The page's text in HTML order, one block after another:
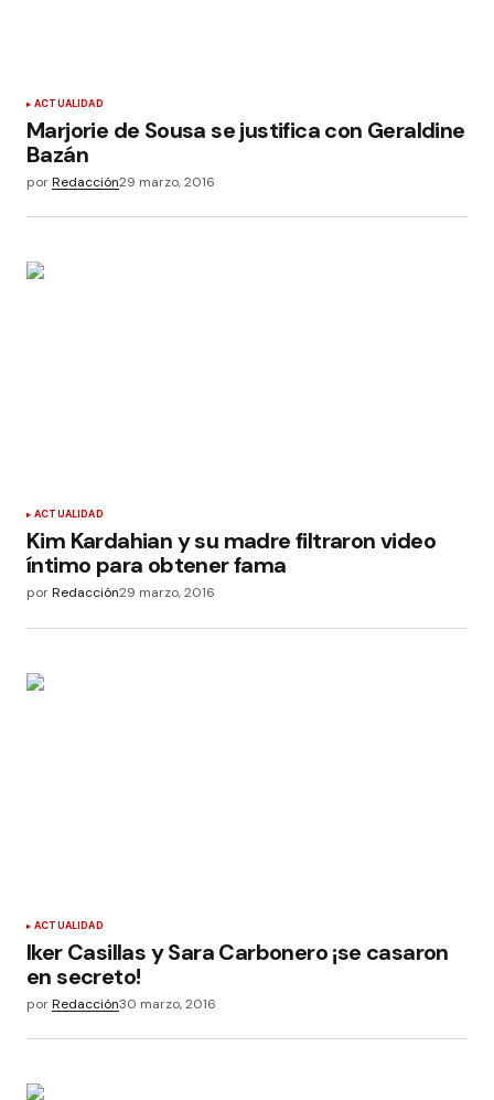
ACTUALIDAD
Marjorie de Sousa se justifica con Geraldine
Bazán
porRedacción29 marzo, 2016
ACTUALIDAD
Kim Kardahian y su madre filtraron video
íntimo para obtener fama
porRedacción29 marzo, 2016
ACTUALIDAD
Iker Casillas y Sara Carbonero ¡se casaron
en secreto!
porRedacción30 marzo, 2016